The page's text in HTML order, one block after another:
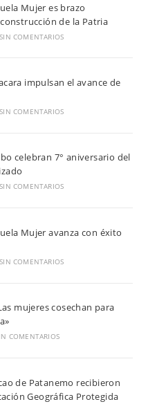
Mujer es brazo
de la Patria
SIN COMENTARIOS
impulsan el avance de
SIN COMENTARIOS
celebran 7° aniversario del
SIN COMENTARIOS
Mujer avanza con éxito
SIN COMENTARIOS
mujeres cosechan para
COMENTARIOS
de Patanemo recibieron
Geográfica Protegida